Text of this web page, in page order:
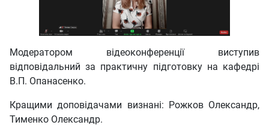
Модератором відеоконференції виступив
відповідальний за практичну підготовку на кафедрі
В.П. Опанасенко.
Кращими доповідачами визнані: Рожков Олександр,
Тименко Олександр.